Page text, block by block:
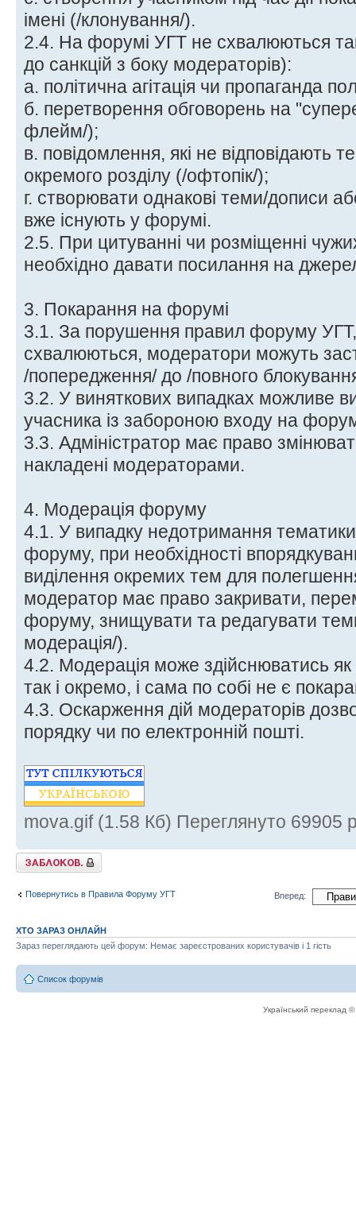
імені (/клонування/).
2.4. На форумі УГТ не схвалюються
до санкцій з боку модераторів):
а. політична агітація чи пропаганда
б. перетворення обговорень на
флейм/);
в. повідомлення, які не відповідають
окремого розділу (/офтопік/);
г. створювати однакові теми/дописи
вже існують у форумі.
2.5. При цитуванні чи розміщенні
необхідно давати посилання на
3. Покарання на форумі
3.1. За порушення правил форуму УГТ,
схвалюються, модератори можуть
/попередження/ до /повного
3.2. У виняткових випадках можливе
учасника із забороною входу на
3.3. Адміністратор має право
накладені модераторами.
4. Модерація форуму
4.1. У випадку недотримання
форуму, при необхідності
виділення окремих тем для
модератор має право закривати,
форуму, знищувати та редагувати
модерація/).
4.2. Модерація може здійснюватись
так і окремо, і сама по собі не є
4.3. Оскарження дій модераторів
порядку чи по електронній пошті.
mova.gif (1.58 Кб) Переглянуто 69905
Тему закрито
Повернутись в Правила Форуму УГТ Вперед:
ХТО ЗАРАЗ ОНЛАЙН
Зараз переглядають цей форум: Немає зареєстрованих користувачів і 1 гість
Список форумів
Український переклад